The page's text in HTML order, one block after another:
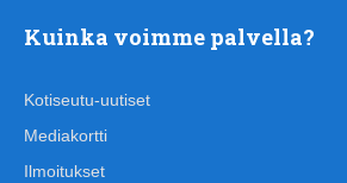
Kuinka voimme palvella?
Kotiseutu-uutiset
Mediakortti
Ilmoitukset